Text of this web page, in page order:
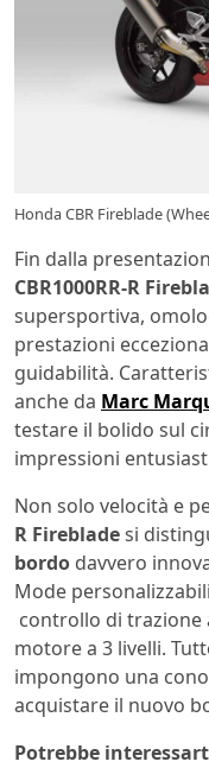
Honda CBR Fireblade
Fin dalla
CBR1000RR-R
supersportiva,
prestazioni
guidabilità.
anche da Marc
testare il bolido sul
impressioni
Non solo velocità e
R Firebladesi
bordo davvero
Mode
controllo di trazione
motore a 3 livelli.
impongono una
acquistare il nuovo
Potrebbe